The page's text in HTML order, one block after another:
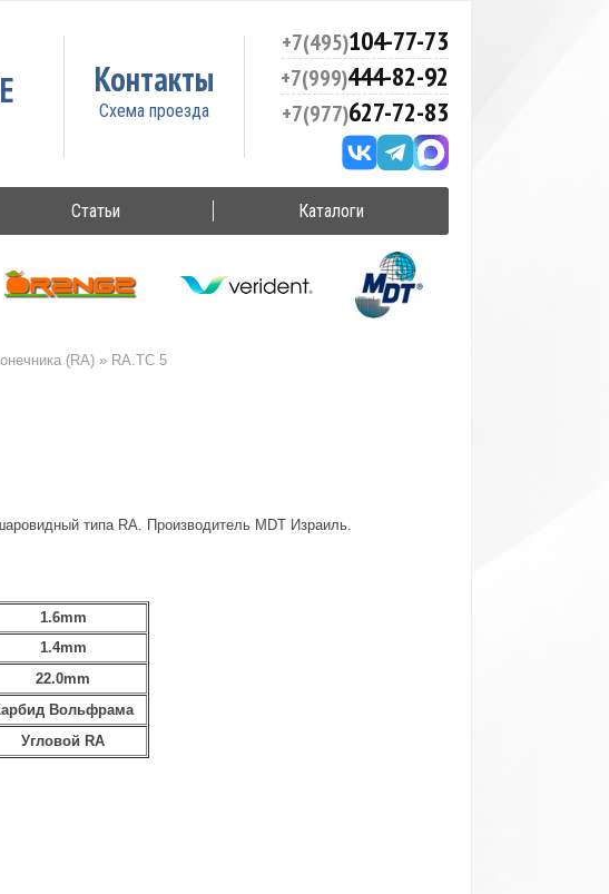
Контакты
+7(495)104-77-73
+7(999)444-82-92
+7(977)627-72-83
Статьи Каталоги
(RA) » RA.TC 5
типа RA. Производитель MDT Израиль.
1.6mm
1.4mm
22.0mm
Вольфрама
Угловой RA